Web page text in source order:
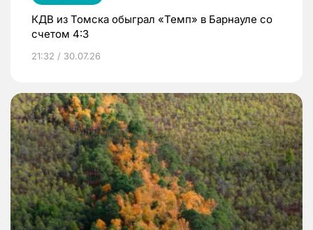
КДВ из Томска обыграл «Темп» в Барнауле со
счетом 4:3
21:32 / 30.07.26